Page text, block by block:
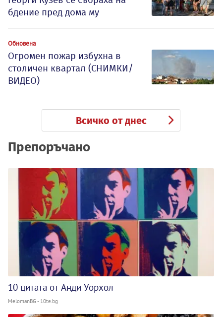
бдение пред дома му
Обновена
Огромен пожар избухна в
столичен квартал (СНИМКИ/
ВИДЕО)
Всичко от днес
Препоръчано
10 цитата от Анди Уорхол
MelomanBG - 10te.bg